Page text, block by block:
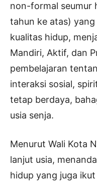
non-formal seumur
tahun ke atas)
kualitas hidup,
Mandiri, Aktif, dan
pembelajaran
interaksi sosial,
tetap berdaya,
usia senja.
Menurut Wali Kota
lanjut usia,
hidup yang juga